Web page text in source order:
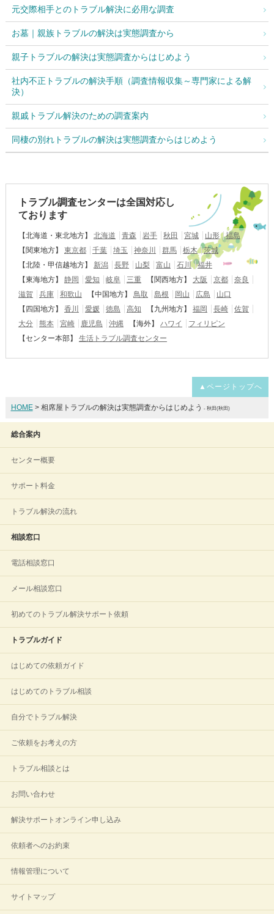
元交際相手とのトラブル解決に必用な調査
お墓｜親族トラブルの解決は実態調査から
親子トラブルの解決は実態調査からはじめよう
社内不正トラブルの解決手順（調査情報収集～専門家による解
決）
親戚トラブル解決のための調査案内
同棲の別れトラブルの解決は実態調査からはじめよう
トラブル調査センターは全国対応し
ております
【北海道・東北地方】 北海道 青森 岩手 秋田 宮城 山形
福島
【関東地方】
東京都 千葉 埼玉 神奈川 群馬 栃木
茨城
【北陸・甲信越地方】
新潟 長野 山梨 富山 石川
福井
【東海地方】
静岡 愛知 岐阜 三重 【関西地方】 大阪 京都
奈良
滋賀
兵庫 和歌山 【中国地方】 鳥取 島根 岡山 広島
山口
【四国地方】
香川 愛媛 徳島 高知 【九州地方】 福岡 長崎
佐賀
大分
熊本 宮崎 鹿児島 沖縄 【海外】 ハワイ
フィリピン
【センター本部】
生活トラブル調査センター
▲ページトップへ
HOME> 相席屋トラブルの解決は実態調査からはじめよう - 秋田(秋田)
総合案内
センター概要
サポート料金
トラブル解決の流れ
相談窓口
電話相談窓口
メール相談窓口
初めてのトラブル解決サポート依頼
トラブルガイド
はじめての依頼ガイド
はじめてのトラブル相談
自分でトラブル解決
ご依頼をお考えの方
トラブル相談とは
お問い合わせ
解決サポートオンライン申し込み
依頼者へのお約束
情報管理について
サイトマップ